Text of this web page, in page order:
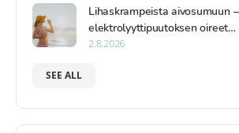
Lihaskrampeista aivosumuun
elektrolyyttipuutoksen oireet…
2.8.2026
SEE ALL